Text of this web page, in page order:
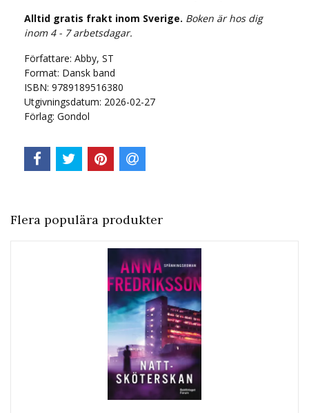
Alltid gratis frakt inom Sverige. Boken är hos dig
inom 4 - 7 arbetsdagar.
Författare: Abby, ST
Format: Dansk band
ISBN: 9789189516380
Utgivningsdatum: 2026-02-27
Förlag: Gondol
Flera populära produkter